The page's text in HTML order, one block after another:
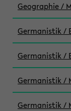
Geographie /
Germanistik /
Germanistik /
Germanistik /
Germanistik /